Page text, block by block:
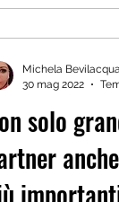
solo
anche dei parchi
Michela Bevilacqua
30 mag 2022